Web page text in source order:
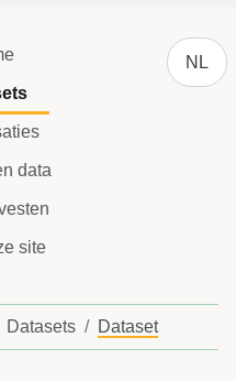
data
site
NL
Datasets Dataset